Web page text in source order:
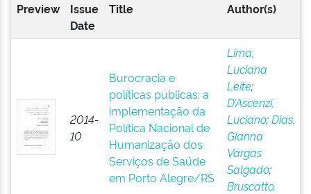
Preview
Issue
Date
Title Author(s)
2014-
10
Burocracia e
políticas públicas: a
implementação da
Política Nacional de
Humanização dos
Serviços de Saúde
em Porto Alegre/RS
Lima,
Luciana
Leite;
D’Ascenzi,
Luciano;Dias,
Gianna
Vargas
Salgado;
Bruscatto,